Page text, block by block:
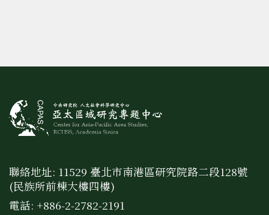
聯絡地址: 11529 臺北市南港區研究院路二段128號
(民族所前棟大樓四樓)
電話: +886-2-2782-2191